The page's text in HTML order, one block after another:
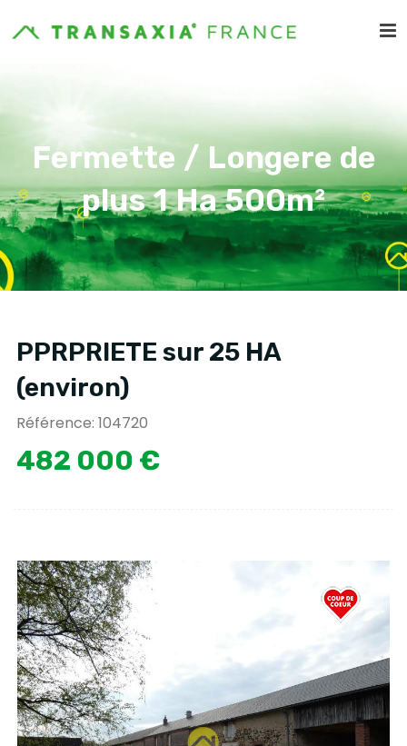
Fermette / Longere de
plus 1 Ha 500m²
PPRPRIETE sur 25 HA
(environ)
Référence: 104720
482 000 €